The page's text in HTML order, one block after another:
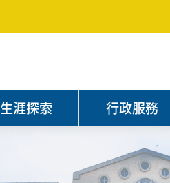
生涯探索 行政服務